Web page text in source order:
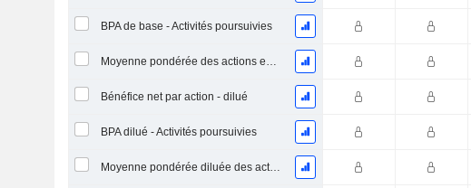
BPA de base - Activités poursuivies
Moyenne pondérée des actions en circulation
Bénéfice net par action - dilué
BPA dilué - Activités poursuivies
Moyenne pondérée diluée des actions en circulation